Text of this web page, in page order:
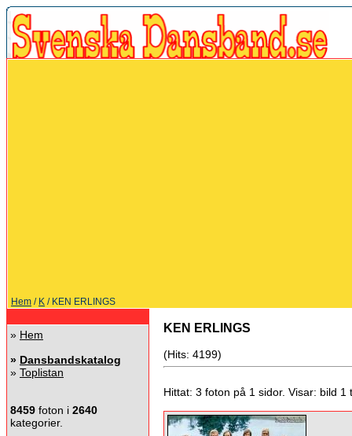
Hem / K / KEN ERLINGS
» Hem
» Dansbandskatalog
» Toplistan
8459 foton i 2640
kategorier.
KEN ERLINGS
(Hits: 4199)
Hittat: 3 foton på 1 sidor. Visar: bild 1